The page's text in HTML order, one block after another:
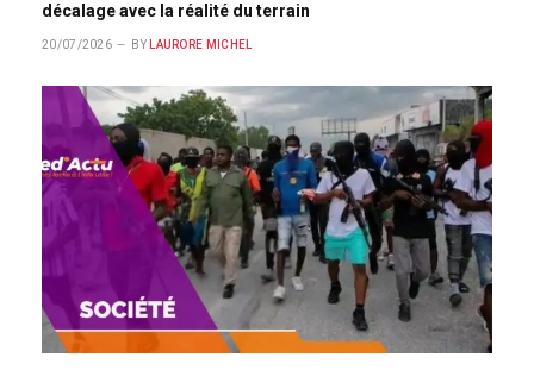
décalage avec la réalité du terrain
20/07/2026 BY LAURORE MICHEL